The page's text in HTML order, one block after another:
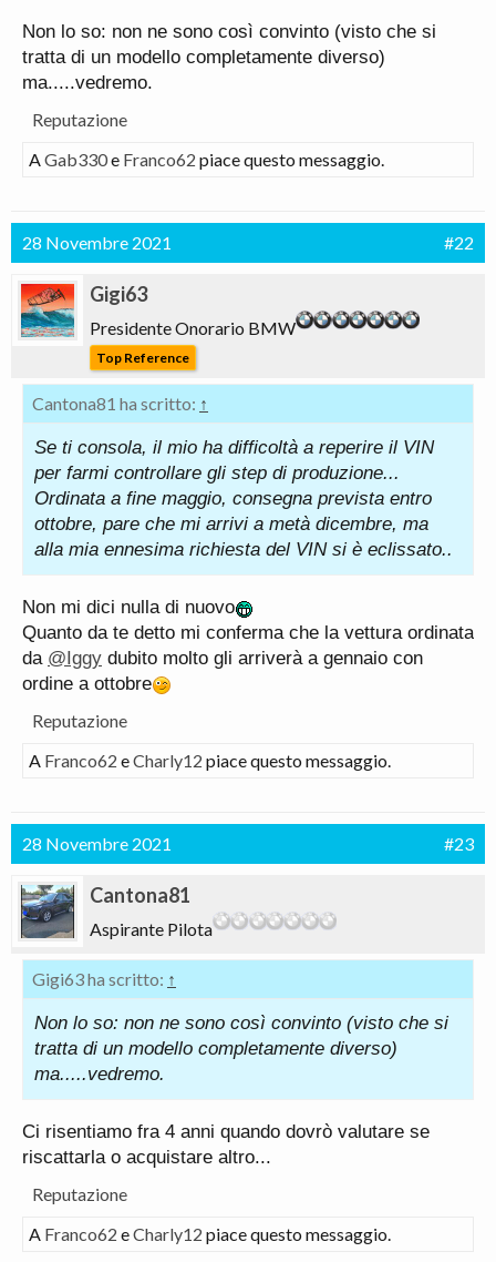
mio compare che ha comprato E84 quando era
uscita da poco F48 (un mondo di differenza a livello
estetico e di abitabilità), l'ha pagata parecchi
soldini. Alla fine è pur sempre BMW, ed il marchio
Non lo so: non ne sono così convinto (visto che si
tratta di un modello completamente diverso)
ma.....vedremo.
Reputazione
AGab330e Franco62 piace questo messaggio.
28 Novembre 2021 #22
Gigi63
Presidente Onorario BMW
Top Reference
Cantona81 ha scritto: ↑
Se ti consola, il mio ha difficoltà a reperire il VIN
per farmi controllare gli step di produzione...
Ordinata a fine maggio, consegna prevista entro
ottobre, pare che mi arrivi a metà dicembre, ma
alla mia ennesima richiesta del VIN si è eclissato..
Non mi dici nulla di nuovo
Quanto da te detto mi conferma che la vettura ordinata
da @Iggy dubito molto gli arriverà a gennaio con
ordine a ottobre
Reputazione
A Franco62 eCharly12 piace questo messaggio.
28 Novembre 2021 #23
Cantona81
Aspirante Pilota
Gigi63 ha scritto: ↑
Non lo so: non ne sono così convinto (visto che si
tratta di un modello completamente diverso)
ma.....vedremo.
Ci risentiamo fra 4 anni quando dovrò valutare se
riscattarla o acquistare altro...
Reputazione
A Franco62 eCharly12 piace questo messaggio.